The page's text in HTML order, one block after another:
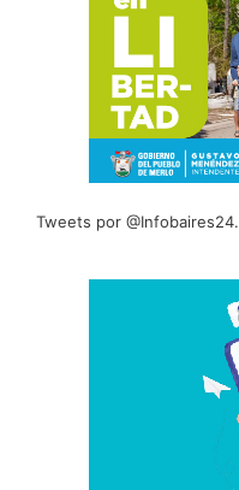
Tweets por @Infobaires24.